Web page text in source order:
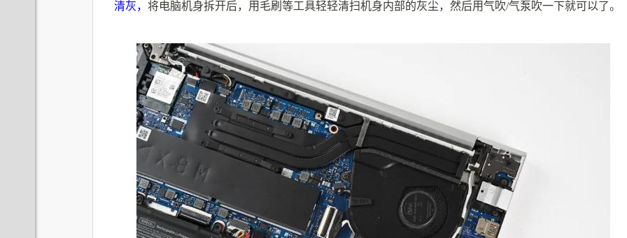
清灰， 将电脑机身拆开后，用毛刷等工具轻轻清扫机身内部的灰尘，然后用气吹/气泵吹一下就可以了。